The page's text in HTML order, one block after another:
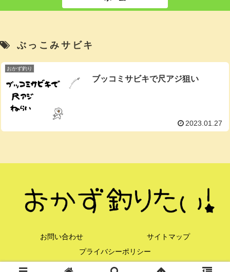
ぶっこみサビキ
おかず釣り
ブッコミサビキで尺アジ狙い
2023.01.27
お問い合わせ
サイトマップ
プライバシーポリシー
© 2021 おかず釣りたい！.